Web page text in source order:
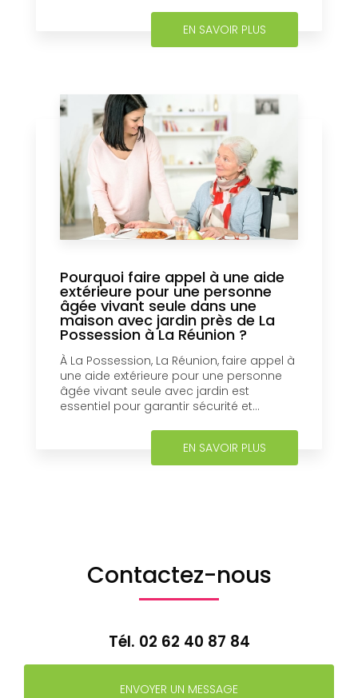
EN SAVOIR PLUS
Pourquoi faire appel à une aide
extérieure pour une personne
âgée vivant seule dans une
maison avec jardin près de La
Possession à La Réunion ?
À La Possession, La Réunion, faire appel à
une aide extérieure pour une personne
âgée vivant seule avec jardin est
essentiel pour garantir sécurité et...
EN SAVOIR PLUS
Contactez-nous
Tél. 02 62 40 87 84
ENVOYER UN MESSAGE